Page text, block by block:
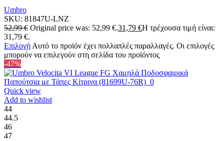
Umbro
SKU: 81847U-LNZ
52,99€ Original price was: 52,99 €.31,79 €Η τρέχουσα τιμή είναι:
31,79 €.
Επιλογή Αυτό το προϊόν έχει πολλαπλές παραλλαγές. Οι επιλογές
μπορούν να επιλεγούν στη σελίδα του προϊόντος
-47%
Quick view
Add to wishlist
44
44.5
46
47